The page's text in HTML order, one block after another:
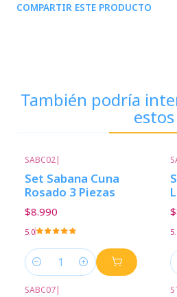
COMPARTIR ESTE PRODUCTO
También podría
estos
SABC02|
Set Sabana Cuna
Rosado 3 Piezas
$8.990
5.0
Cantidad
SABC07|